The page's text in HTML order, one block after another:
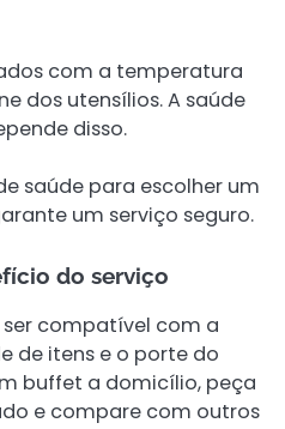
com a temperatura
dos utensílios. A saúde
disso.
saúde para escolher um
um serviço seguro.
do serviço
compatível com a
de itens e o porte do
buffet a domicílio, peça
e compare com outros